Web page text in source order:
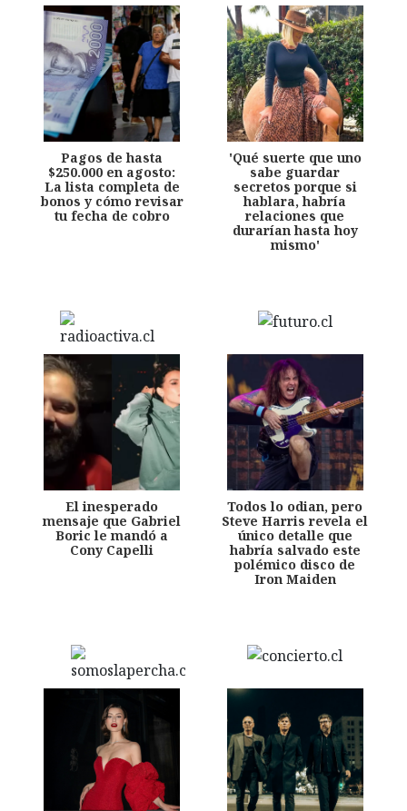
Pagos de hasta
$250.000 en agosto:
La lista completa de
bonos y cómo revisar
tu fecha de cobro
'Qué suerte que uno
sabe guardar
secretos porque si
hablara, habría
relaciones que
durarían hasta hoy
mismo'
El inesperado
mensaje que Gabriel
Boric le mandó a
Cony Capelli
Todos lo odian, pero
Steve Harris revela el
único detalle que
habría salvado este
polémico disco de
Iron Maiden